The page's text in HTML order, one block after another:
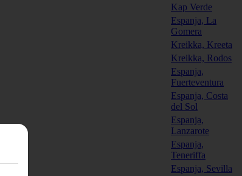
Kap Verde
Espanja, La
Gomera
Kreikka, Kreeta
Kreikka, Rodos
Espanja,
Fuerteventura
Espanja, Costa
del Sol
Espanja,
Lanzarote
Espanja,
Teneriffa
Espanja, Sevilla